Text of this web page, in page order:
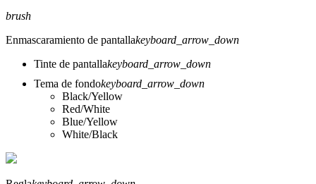
brush
Enmascaramiento de pantallakeyboard_arrow_down
Tinte de pantallakeyboard_arrow_down
Tema de fondokeyboard_arrow_down
Black/Yellow
Red/White
Blue/Yellow
White/Black